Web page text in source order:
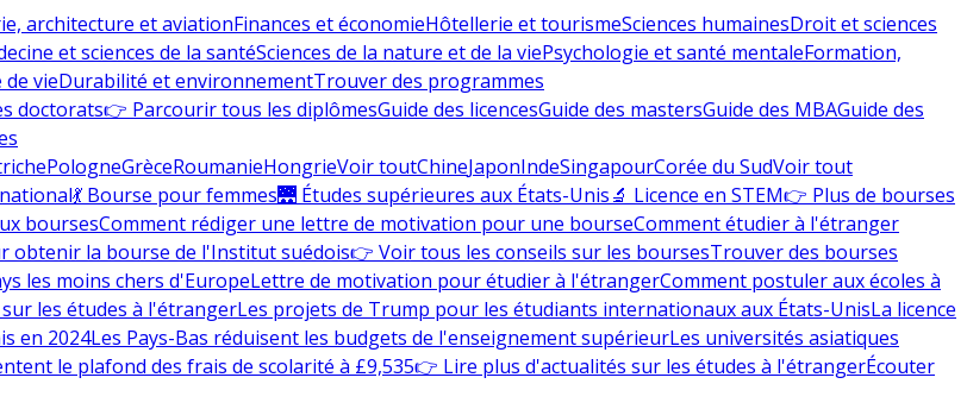
architecture et aviationFinances et économieHôtellerie et tourismeSciences humainesDroit et sciences
et sciences de la santéSciences de la nature et de la viePsychologie et santé mentaleFormation,
vieDurabilité et environnementTrouver des programmes
doctorats👉 Parcourir tous les diplômesGuide des licencesGuide des mastersGuide des MBAGuide des
PologneGrèceRoumanieHongrieVoir toutChineJaponIndeSingapourCorée du SudVoir tout
💃 Bourse pour femmes🌉 Études supérieures aux États-Unis🔬 Licence en STEM👉 Plus de bourses
boursesComment rédiger une lettre de motivation pour une bourseComment étudier à l'étranger
obtenir la bourse de l'Institut suédois👉 Voir tous les conseils sur les boursesTrouver des bourses
les moins chers d'EuropeLettre de motivation pour étudier à l'étrangerComment postuler aux écoles à
les études à l'étrangerLes projets de Trump pour les étudiants internationaux aux États-UnisLa licence
en 2024Les Pays-Bas réduisent les budgets de l'enseignement supérieurLes universités asiatiques
le plafond des frais de scolarité à £9,535👉 Lire plus d'actualités sur les études à l'étrangerÉcouter